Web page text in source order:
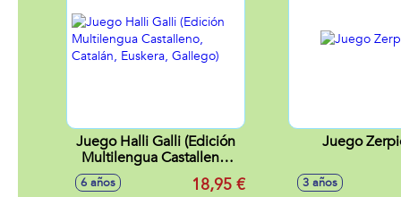
Juego Halli Galli (Edición
Multilengua Castalleno,
Catalán, Euskera, Gallego)
6 años 18,95 €
Juego
3 años